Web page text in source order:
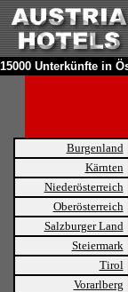
15000 Unterkünfte in
Burgenland
Kärnten
Niederösterreich
Oberösterreich
Salzburger Land
Steiermark
Tirol
Vorarlberg